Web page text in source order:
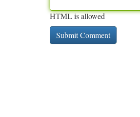
HTML is allowed